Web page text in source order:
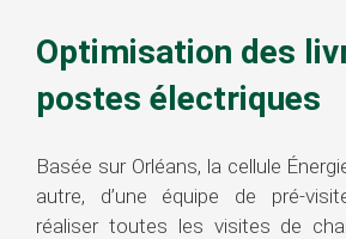
Optimisation des
postes électriques
Basée sur Orléans, la cellule
autre, d’une équipe de pré-
réaliser toutes les visites de